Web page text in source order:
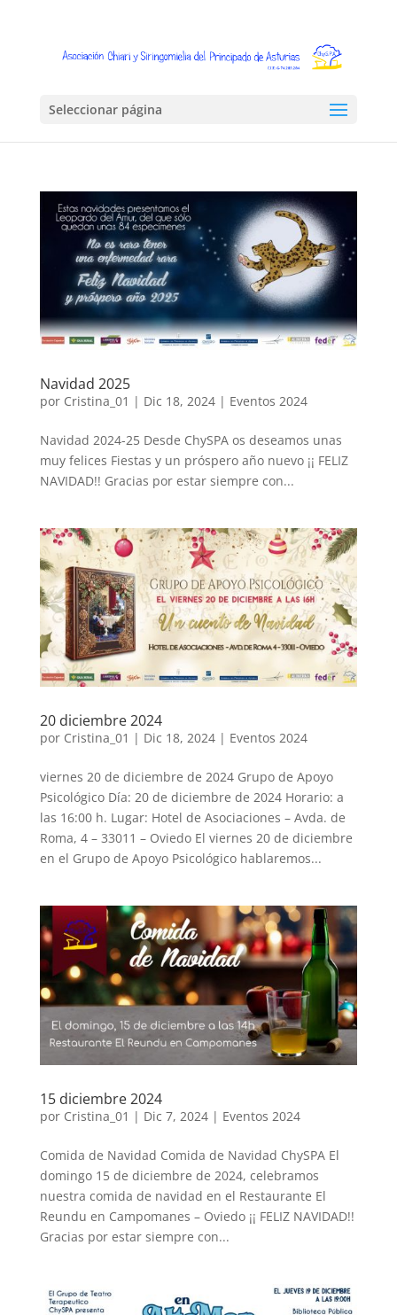
Seleccionar página
Navidad 2025
por Cristina_01 | Dic 18, 2024| Eventos 2024
Navidad 2024-25 Desde ChySPA os deseamos unas
muy felices Fiestas y un próspero año nuevo ¡¡ FELIZ
NAVIDAD!! Gracias por estar siempre con...
20 diciembre 2024
por Cristina_01 | Dic 18, 2024| Eventos 2024
viernes 20 de diciembre de 2024 Grupo de Apoyo
Psicológico Día: 20 de diciembre de 2024 Horario: a
las 16:00 h. Lugar: Hotel de Asociaciones – Avda. de
Roma, 4 – 33011 – Oviedo El viernes 20 de diciembre
en el Grupo de Apoyo Psicológico hablaremos...
15 diciembre 2024
por Cristina_01 | Dic 7, 2024| Eventos 2024
Comida de Navidad Comida de Navidad ChySPA El
domingo 15 de diciembre de 2024, celebramos
nuestra comida de navidad en el Restaurante El
Reundu en Campomanes – Oviedo ¡¡ FELIZ NAVIDAD!!
Gracias por estar siempre con...